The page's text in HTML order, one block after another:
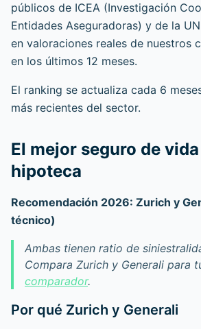
públicos de ICEA (Investigación
Entidades Aseguradoras) y de la
en valoraciones reales de nuestros
en los últimos 12 meses.
El ranking se actualiza cada 6
más recientes del sector.
El mejor seguro de
hipoteca
Recomendación 2026: Zurich y
técnico)
Ambas tienen ratio de
Compara Zurich y Generali para
comparador.
Por qué Zurich y Generali